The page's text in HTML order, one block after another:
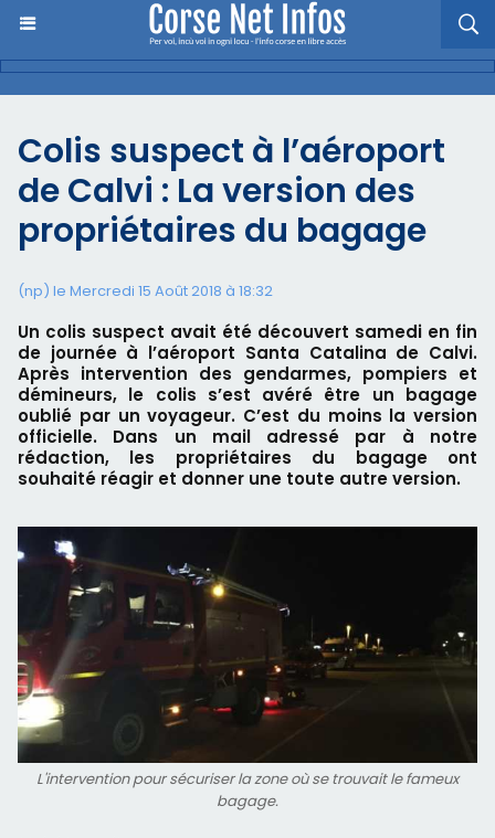
Colis suspect à l’aéroport
de Calvi : La version des
propriétaires du bagage
(np) le Mercredi 15 Août 2018 à 18:32
Un colis suspect avait été découvert samedi en fin
de journée à l’aéroport Santa Catalina de Calvi.
Après intervention des gendarmes, pompiers et
démineurs, le colis s’est avéré être un bagage
oublié par un voyageur. C’est du moins la version
officielle. Dans un mail adressé par à notre
rédaction, les propriétaires du bagage ont
souhaité réagir et donner une toute autre version.
L'intervention pour sécuriser la zone où se trouvait le fameux
bagage.